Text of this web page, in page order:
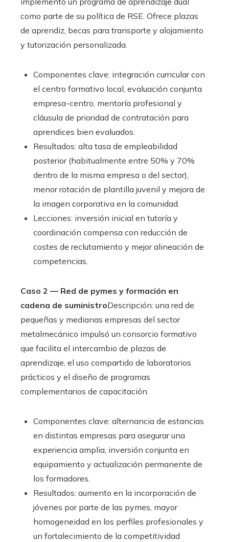
como parte de su política de RSE. Ofrece plazas
de aprendiz, becas para transporte y alojamiento
y tutorización personalizada.
Componentes clave: integración curricular con
el centro formativo local, evaluación conjunta
empresa-centro, mentoría profesional y
cláusula de prioridad de contratación para
aprendices bien evaluados.
Resultados: alta tasa de empleabilidad
posterior (habitualmente entre 50% y 70%
dentro de la misma empresa o del sector),
menor rotación de plantilla juvenil y mejora de
la imagen corporativa en la comunidad.
Lecciones: inversión inicial en tutoría y
coordinación compensa con reducción de
costes de reclutamiento y mejor alineación de
competencias.
Caso 2 — Red de pymes y formación en
cadena de suministroDescripción: una red de
pequeñas y medianas empresas del sector
metalmecánico impulsó un consorcio formativo
que facilita el intercambio de plazas de
aprendizaje, el uso compartido de laboratorios
prácticos y el diseño de programas
complementarios de capacitación.
Componentes clave: alternancia de estancias
en distintas empresas para asegurar una
experiencia amplia, inversión conjunta en
equipamiento y actualización permanente de
los formadores.
Resultados: aumento en la incorporación de
jóvenes por parte de las pymes, mayor
homogeneidad en los perfiles profesionales y
un fortalecimiento de la competitividad